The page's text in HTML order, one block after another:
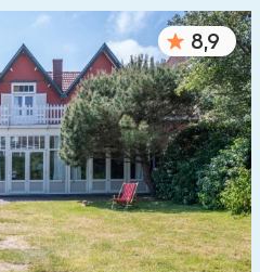
4 5
4 5
8,9